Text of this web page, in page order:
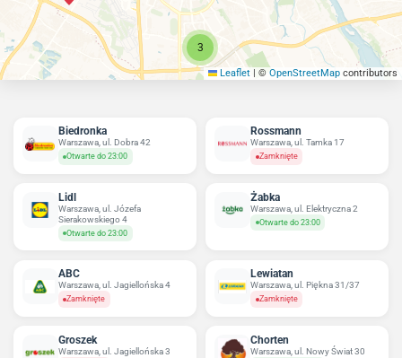
3
Leaflet | © OpenStreetMap contributors
Biedronka
Warszawa, ul. Dobra 42
Otwarte do 23:00
Rossmann
Warszawa, ul. Tamka 17
Zamknięte
Lidl
Warszawa, ul. Józefa
Sierakowskiego 4
Otwarte do 23:00
Żabka
Warszawa, ul. Elektryczna 2
Otwarte do 23:00
ABC
Warszawa, ul. Jagiellońska 4
Zamknięte
Lewiatan
Warszawa, ul. Piękna 31/37
Zamknięte
Groszek
Warszawa, ul. Jagiellońska 3
Chorten
Warszawa, ul. Nowy Świat 30